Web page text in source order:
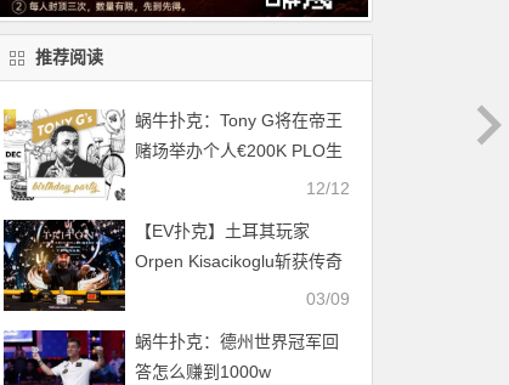
推荐阅读
蜗牛扑克：Tony G将在帝王
赌场举办个人€200K PLO生
12/12
【EV扑克】土耳其玩家
Orpen Kisacikoglu斩获传奇
03/09
蜗牛扑克：德州世界冠军回
答怎么赚到1000w